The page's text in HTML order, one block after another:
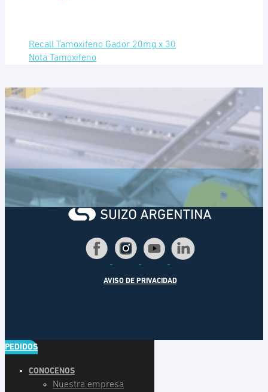
Recall Tamoxifeno Gador 20mg x 30
Nota Tamoxifeno
AVISO DE PRIVACIDAD
PEDIDOS
CONOCENOS
Nuestra empresa